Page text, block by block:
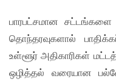
பாரபட்சமான சட்டங்களை
தொந்தரவுகளால்
உள்ளூர் அதிகாரிகள்
ஒழித்தல் வரையான